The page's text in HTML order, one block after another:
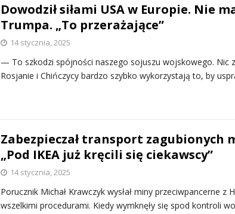
Dowodził siłami USA w Europie. Nie
Trumpa. „To przerażające”
14 stycznia, 2025
— To szkodzi spójności naszego sojuszu wojskowego. Nic
Rosjanie i Chińczycy bardzo szybko wykorzystają to, by
Zabezpieczał transport zagubionych
„Pod IKEA już kręcili się ciekawscy”
14 stycznia, 2025
Porucznik Michał Krawczyk wysłał miny przeciwpancerne
wszelkimi procedurami. Kiedy wymknęły się spod kontroli